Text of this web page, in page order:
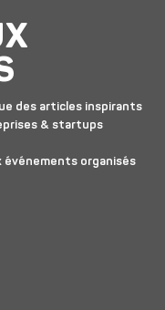
des articles inspirants
& startups
événements organisés